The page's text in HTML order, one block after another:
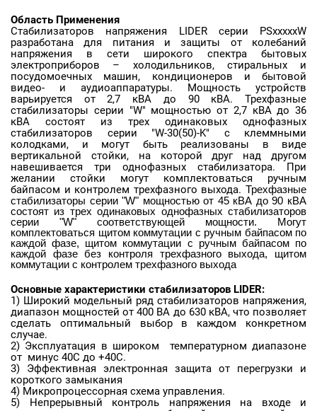
Область Применения
Стабилизаторов напряжения LIDER серии PSxxxxxW
разработана для питания и защиты от колебаний
напряжения в сети широкого спектра бытовых
электроприборов – холодильников, стиральных и
посудомоечных машин, кондиционеров и бытовой
видео- и аудиоаппаратуры. Мощность устройств
варьируется от 2,7 кВА до 90 кВА. Трехфазные
стабилизаторы серии "W" мощностью от 2,7 кВА до 36
кВА состоят из трех одинаковых однофазных
стабилизаторов серии "W-30(50)-K" с клеммными
колодками, и могут быть реализованы в виде
вертикальной стойки, на которой друг над другом
навешивается три однофазных стабилизатора. При
желании стойки могут комплектоваться ручным
байпасом и контролем трехфазного выхода. Трехфазные
стабилизаторы серии "W" мощностью от 45 кВА до 90 кВА
состоят из трех одинаковых однофазных стабилизаторов
серии "W" соответствующей мощности. Могут
комплектоваться щитом коммутации с ручным байпасом по
каждой фазе, щитом коммутации с ручным байпасом по
каждой фазе без контроля трехфазного выхода, щитом
коммутации с контролем трехфазного выхода
Основные характеристики стабилизаторов LIDER:
1) Широкий модельный ряд стабилизаторов напряжения,
диапазон мощностей от 400 ВА до 630 кВА, что позволяет
сделать оптимальный выбор в каждом конкретном
случае.
2) Эксплуатация в широком температурном диапазоне
от минус 40С до +40С.
3) Эффективная электронная защита от перегрузки и
короткого замыкания
4) Микропроцессорная схема управления.
5) Непрерывный контроль напряжения на входе и